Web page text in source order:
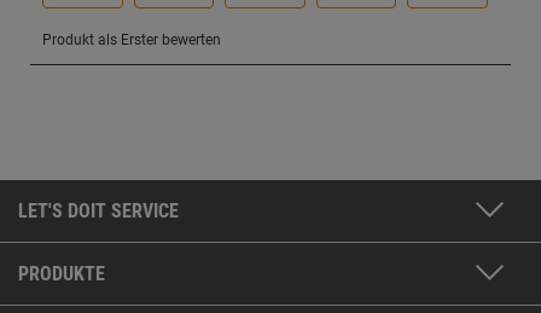
LET'S DOIT SERVICE
PRODUKTE